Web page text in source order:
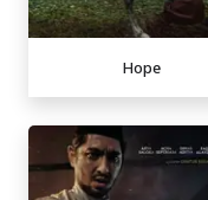
Hope